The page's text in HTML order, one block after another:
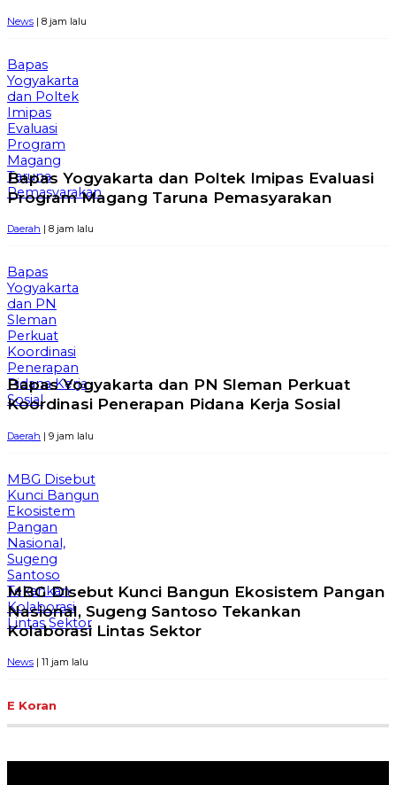
News | 8 jam lalu
Bapas
Yogyakarta
dan Poltek
Imipas
Evaluasi
Program
Magang
Taruna
Pemasyarakan
Bapas Yogyakarta dan Poltek Imipas Evaluasi
Program Magang Taruna Pemasyarakan
Daerah | 8 jam lalu
Bapas
Yogyakarta
dan PN
Sleman
Perkuat
Koordinasi
Penerapan
Pidana Kerja
Sosial
Bapas Yogyakarta dan PN Sleman Perkuat
Koordinasi Penerapan Pidana Kerja Sosial
Daerah | 9 jam lalu
MBG Disebut
Kunci Bangun
Ekosistem
Pangan
Nasional,
Sugeng
Santoso
Tekankan
Kolaborasi
Lintas Sektor
MBG Disebut Kunci Bangun Ekosistem Pangan
Nasional, Sugeng Santoso Tekankan
Kolaborasi Lintas Sektor
News | 11 jam lalu
E Koran